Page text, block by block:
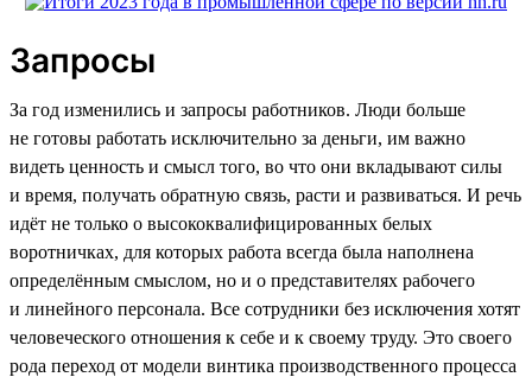
Запросы
За год изменились и запросы работников. Люди больше
не готовы работать исключительно за деньги, им важно
видеть ценность и смысл того, во что они вкладывают силы
и время, получать обратную связь, расти и развиваться. И речь
идёт не только о высококвалифицированных белых
воротничках, для которых работа всегда была наполнена
определённым смыслом, но и о представителях рабочего
и линейного персонала. Все сотрудники без исключения хотят
человеческого отношения к себе и к своему труду. Это своего
рода переход от модели винтика производственного процесса